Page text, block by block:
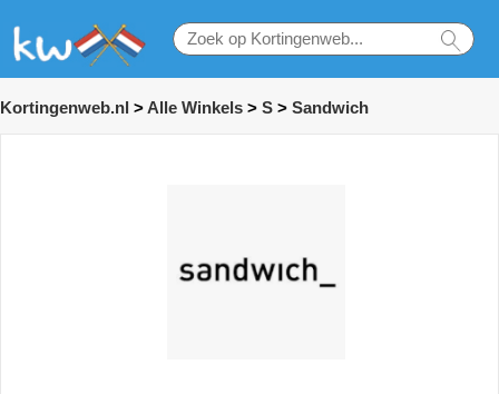
Kortingenweb.nl > Alle Winkels > S > Sandwich